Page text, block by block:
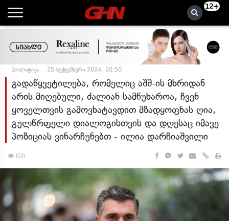
12+
პოლიტიკა 25 სექტემბერი 2024, 20:50
გადაწყვეტილება, რომელიც აშშ-ის მხრიდან
არის მიღებული, ძალიან სამწუხაროა, ჩვენ
ყოველთვის გამოვხატავდით მზადყოფნას ღია,
გულწრფელი დიალოგისთვის და დღესაც იმავე
პოზიციას ვინარჩუნებთ - ილია დარჩიაშვილი
828